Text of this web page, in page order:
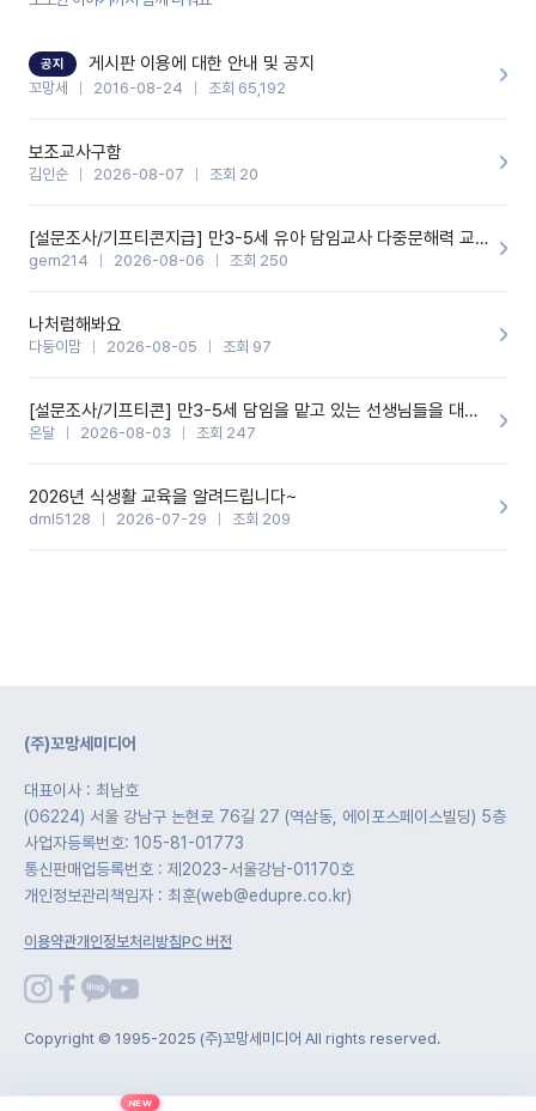
성 있는 교사가 되어 대화를 나눌 수 있었습니다.꼬망세 AI학부모 응
기능을 개발해 주셔서 감사합니다.
공지 게시판 이용에 대한 안내 및 공지
꼬망세 2016-08-24 조회 65,192
보조교사구함
김인순 2026-08-07 조회 20
[설문조사/기프티콘지급] 만3-5세 유아 담임교사 다중문해력 교육 증진을 위한 설문조사
gem214 2026-08-06 조회 250
나처럼해봐요
다둥이맘 2026-08-05 조회 97
[설문조사/기프티콘] 만3-5세 담임을 맡고 있는 선생님들을 대상으로 설문조사를 합니다!
온달 2026-08-03 조회 247
2026년 식생활 교육을 알려드립니다~
dml5128 2026-07-29 조회 209
(주)꼬망세미디어
대표이사 : 최남호
(06224) 서울 강남구 논현로 76길 27 (역삼동, 에이포스페이스빌딩) 5층
사업자등록번호: 105-81-01773
통신판매업등록번호 : 제2023-서울강남-01170호
개인정보관리책임자 : 최훈(web@edupre.co.kr)
이용약관개인정보처리방침PC 버전
Copyright © 1995-2025 (주)꼬망세미디어 All rights reserved.
NEW